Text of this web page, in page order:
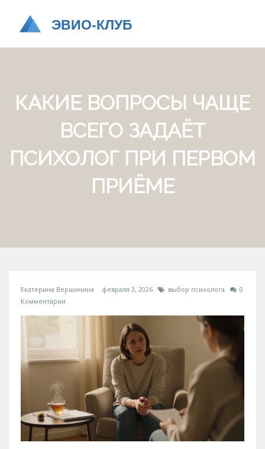
КАКИЕ ВОПРОСЫ ЧАЩЕ
ВСЕГО ЗАДАЁТ
ПСИХОЛОГ ПРИ ПЕРВОМ
ПРИЁМЕ
Екатерина Вершинина февраля 3, 2026 выбор психолога
0
Комментарии